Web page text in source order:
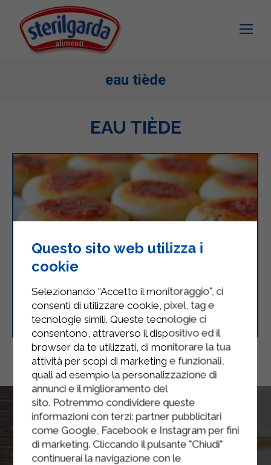
eau tiède
EAU TIÈDE
Pizzas pour buffet
Où nousSommes
Sterilgarda Alimenti Spa
Questo sito web utilizza i
cookie
Selezionando "Accetto il monitoraggio", ci
consenti di utilizzare cookie, pixel, tag e
tecnologie simili. Queste tecnologie ci
consentono, attraverso il dispositivo ed il
browser da te utilizzati, di monitorare la tua
attività per scopi di marketing e funzionali,
quali ad esempio la personalizzazione di
annunci e il miglioramento del
sito. Potremmo condividere queste
informazioni con terzi: partner pubblicitari
come Google, Facebook e Instagram per fini
di marketing. Cliccando il pulsante "Chiudi"
continuerai la navigazione con le